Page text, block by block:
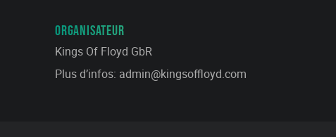
ORGANISATEUR
Kings Of Floyd GbR
Plus d’infos: admin@kingsoffloyd.com